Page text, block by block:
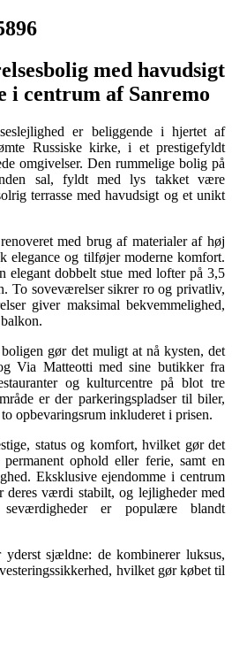
med havudsigt
i centrum af Sanremo
er beliggende i hjertet af
Russiske kirke, i et prestigefyldt
omgivelser. Den rummelige bolig på
sal, fyldt med lys takket være
terrasse med havudsigt og et unikt
med brug af materialer af høj
elegance og tilføjer moderne komfort.
dobbelt stue med lofter på 3,5
To soveværelser sikrer ro og privatliv,
giver maksimal bekvemmelighed,
gør det muligt at nå kysten, det
Via Matteotti med sine butikker fra
og kulturcentre på blot tre
er der parkeringspladser til biler,
opbevaringsrum inkluderet i prisen.
status og komfort, hvilket gør det
ophold eller ferie, samt en
Eksklusive ejendomme i centrum
deres værdi stabilt, og lejligheder med
er populære blandt
sjældne: de kombinerer luksus,
hvilket gør købet til